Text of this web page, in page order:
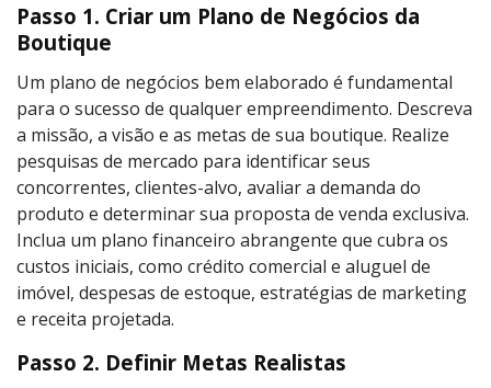
Passo 1. Criar um Plano de Negócios da
Boutique
Um plano de negócios bem elaborado é fundamental
para o sucesso de qualquer empreendimento. Descreva
a missão, a visão e as metas de sua boutique. Realize
pesquisas de mercado para identificar seus
concorrentes, clientes-alvo, avaliar a demanda do
produto e determinar sua proposta de venda exclusiva.
Inclua um plano financeiro abrangente que cubra os
custos iniciais, como crédito comercial e aluguel de
imóvel, despesas de estoque, estratégias de marketing
e receita projetada.
Passo 2. Definir Metas Realistas